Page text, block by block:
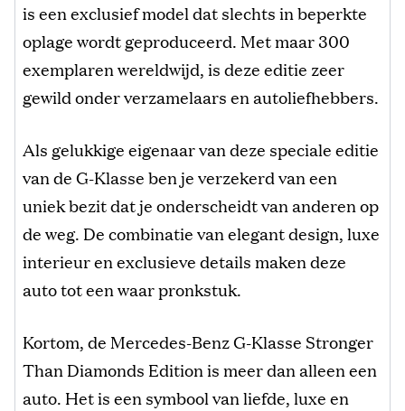
is een exclusief model dat slechts in beperkte
oplage wordt geproduceerd. Met maar 300
exemplaren wereldwijd, is deze editie zeer
gewild onder verzamelaars en autoliefhebbers.
Als gelukkige eigenaar van deze speciale editie
van de G-Klasse ben je verzekerd van een
uniek bezit dat je onderscheidt van anderen op
de weg. De combinatie van elegant design, luxe
interieur en exclusieve details maken deze
auto tot een waar pronkstuk.
Kortom, de Mercedes-Benz G-Klasse Stronger
Than Diamonds Edition is meer dan alleen een
auto. Het is een symbool van liefde, luxe en